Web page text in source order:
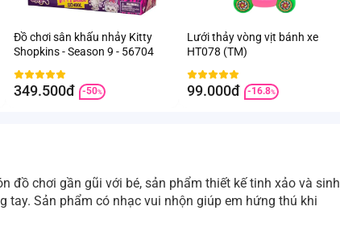
Đồ chơi sân khấu nhảy Kitty
Shopkins - Season 9 - 56704
349.500đ -50%
Lưới thảy vòng vịt bánh xe
HT078 (TM)
99.000đ -16.8%
đồ chơi gần gũi với bé, sản phẩm thiết kế tinh xảo và sinh
tay. Sản phẩm có nhạc vui nhộn giúp em hứng thú khi